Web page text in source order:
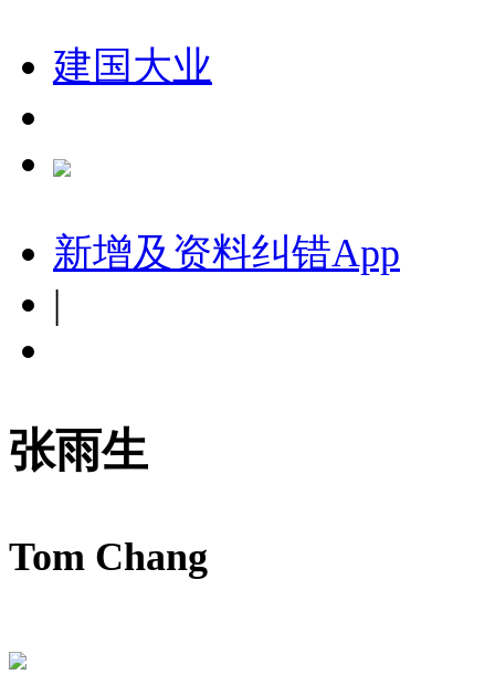
建国大业
新增及资料纠错App
|
张雨生
Tom Chang